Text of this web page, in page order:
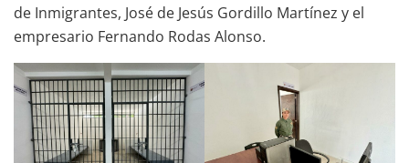
de Inmigrantes, José de Jesús Gordillo Martínez y el
empresario Fernando Rodas Alonso.